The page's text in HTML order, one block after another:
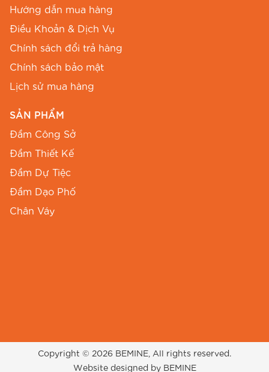
Hướng dẫn mua hàng
Điều Khoản & Dịch Vụ
Chính sách đổi trả hàng
Chính sách bảo mật
Lịch sử mua hàng
SẢN PHẨM
Đầm Công Sở
Đầm Thiết Kế
Đầm Dự Tiệc
Đầm Dạo Phố
Chân Váy
Copyright © 2026 BEMINE, All rights reserved.
Website designed by BEMINE